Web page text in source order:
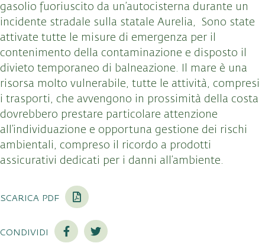
gasolio fuoriuscito da un’autocisterna durante un
incidente stradale sulla statale Aurelia, Sono state
attivate tutte le misure di emergenza per il
contenimento della contaminazione e disposto il
divieto temporaneo di balneazione. Il mare è una
risorsa molto vulnerabile, tutte le attività, compresi
i trasporti, che avvengono in prossimità della costa
dovrebbero prestare particolare attenzione
all’individuazione e opportuna gestione dei rischi
ambientali, compreso il ricordo a prodotti
assicurativi dedicati per i danni all’ambiente.
scarica pdf
condividi